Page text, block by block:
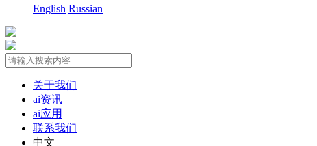
English Russian
关于我们
ai资讯
ai应用
联系我们
中文